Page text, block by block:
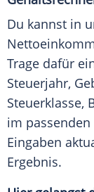
Du kannst in
Trage dafür
Steuerjahr,
Steuerklasse,
im
Eingaben
Ergebnis.